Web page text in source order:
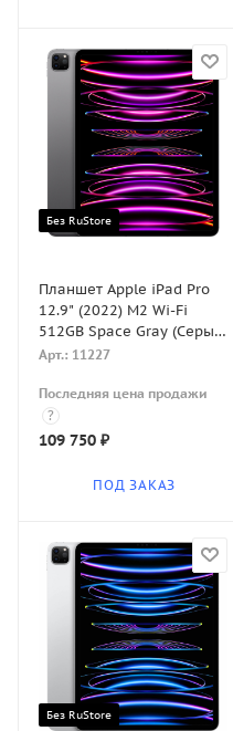
Без RuStore
Планшет Apple iPad Pro
12.9" (2022) M2 Wi-Fi
512GB Space Gray (Серый
космос)
Арт.: 11227
Последняя цена продажи
?
109 750 ₽
ПОД ЗАКАЗ
Без RuStore